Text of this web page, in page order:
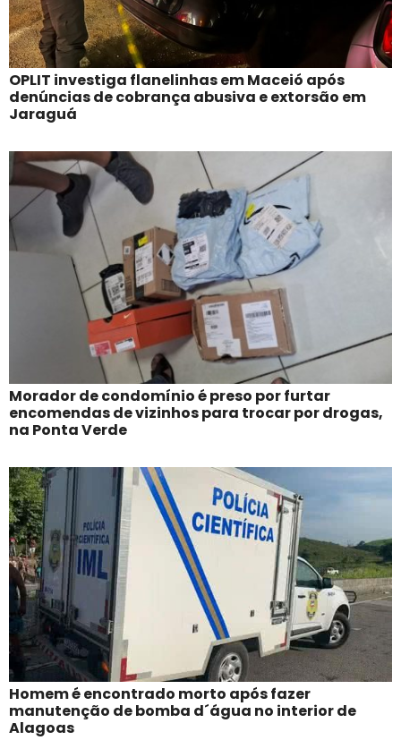
OPLIT investiga flanelinhas em Maceió após
denúncias de cobrança abusiva e extorsão em
Jaraguá
Morador de condomínio é preso por furtar
encomendas de vizinhos para trocar por drogas,
na Ponta Verde
Homem é encontrado morto após fazer
manutenção de bomba d´água no interior de
Alagoas